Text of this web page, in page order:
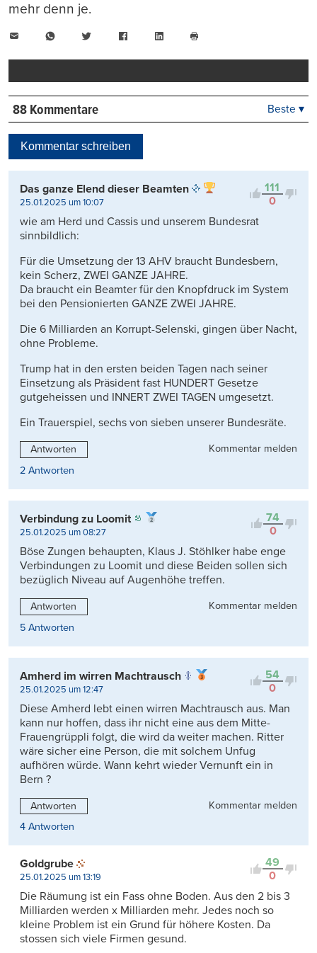
mehr denn je.
WhatsAppTwitter FacebookLinkedIn
drucken
88 Kommentare
Kontrovers
Beste ▾
Kommentar schreiben
111
0
Das ganze Elend dieser Beamten
25.01.2025 um 10:07
wie am Herd und Cassis und unserem Bundesrat
sinnbildlich:
Für die Umsetzung der 13 AHV braucht Bundesbern,
kein Scherz, ZWEI GANZE JAHRE.
Da braucht ein Beamter für den Knopfdruck im System
bei den Pensionierten GANZE ZWEI JAHRE.
Die 6 Milliarden an Korrupt-Selenski, gingen über Nacht,
ohne Probleme.
Trump hat in den ersten beiden Tagen nach seiner
Einsetzung als Präsident fast HUNDERT Gesetze
gutgeheissen und INNERT ZWEI TAGEN umgesetzt.
Ein Trauerspiel, sechs von sieben unserer Bundesräte.
Antworten
Kommentar melden
2 Antworten
74
0
Verbindung zu Loomit
25.01.2025 um 08:27
Böse Zungen behaupten, Klaus J. Stöhlker habe enge
Verbindungen zu Loomit und diese Beiden sollen sich
bezüglich Niveau auf Augenhöhe treffen.
Antworten
Kommentar melden
5 Antworten
54
0
Amherd im wirren Machtrausch
25.01.2025 um 12:47
Diese Amherd lebt einen wirren Machtrausch aus. Man
kann nur hoffen, dass ihr nicht eine aus dem Mitte-
Frauengrüppli folgt, die wird da weiter machen. Ritter
wäre sicher eine Person, die mit solchem Unfug
aufhören würde. Wann kehrt wieder Vernunft ein in
Bern ?
Antworten
Kommentar melden
4 Antworten
49
0
Goldgrube
25.01.2025 um 13:19
Die Räumung ist ein Fass ohne Boden. Aus den 2 bis 3
Milliarden werden x Milliarden mehr. Jedes noch so
kleine Problem ist ein Grund für höhere Kosten. Da
stossen sich viele Firmen gesund.